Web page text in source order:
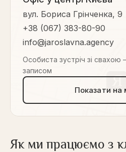
вул. Бориса Грінченка, 9
+38 (067) 383-80-90
info@jaroslavna.agency
Особиста зустріч зі
записом
Показати на
Як ми працюємо з